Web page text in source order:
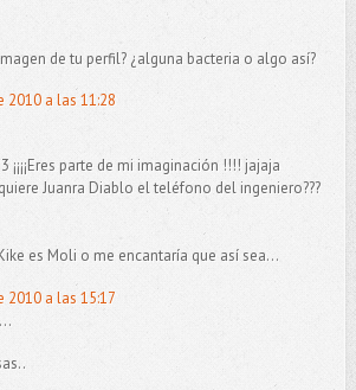
de tu perfil? ¿alguna bacteria o algo así?
2010 a las 11:28
¡¡¡¡Eres parte de mi imaginación !!!! jajaja
Juanra Diablo el teléfono del ingeniero???
es Moli o me encantaría que así sea...
2010 a las 15:17